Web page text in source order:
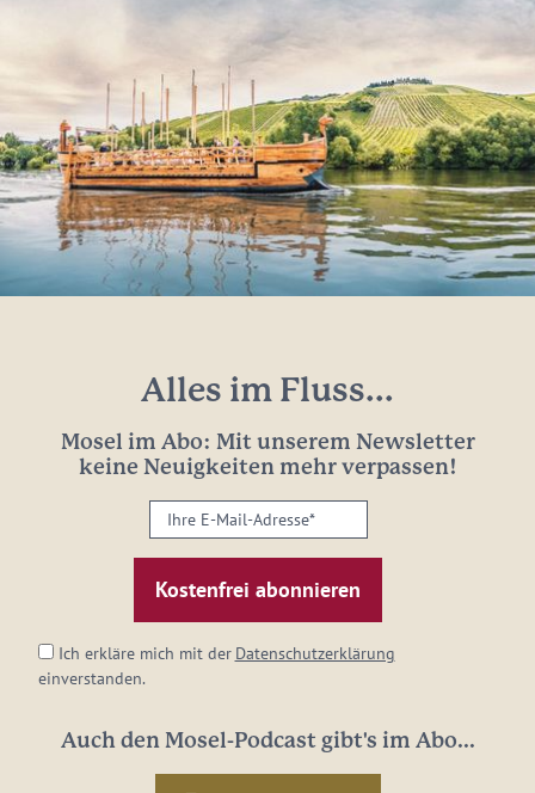
Alles im Fluss...
Mosel im Abo: Mit unserem Newsletter
keine Neuigkeiten mehr verpassen!
Ihre
E-
Mail-
Adresse:
Ich erkläre mich mit der Datenschutzerklärung
einverstanden.
Auch den Mosel-Podcast gibt's im Abo...